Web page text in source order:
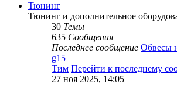
Тюнинг
Тюнинг и дополнительное
30 Темы
635 Сообщения
Последнее сообщение Обвесы
g15
Тим Перейти к последнему
27 ноя 2025, 14:05